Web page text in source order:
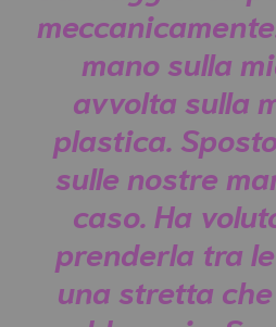
mano sulla
avvolta sulla
plastica.
sulle nostre
caso. Ha
prenderla tra
una stretta